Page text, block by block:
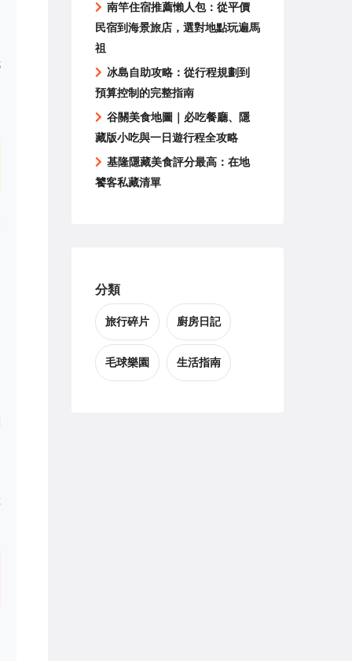
南竿住宿推薦懶人包：從平價
民宿到海景旅店，選對地點玩遍馬
祖
冰島自助攻略：從行程規劃到
預算控制的完整指南
谷關美食地圖｜必吃餐廳、隱
藏版小吃與一日遊行程全攻略
基隆隱藏美食評分最高：在地
饕客私藏清單
分類
旅行碎片 廚房日記
毛球樂園 生活指南